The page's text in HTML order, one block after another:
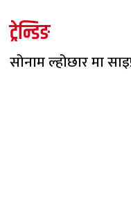
ट्रेन्डिङ
सोनाम ल्होछार मा